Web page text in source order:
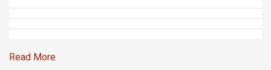
Read More